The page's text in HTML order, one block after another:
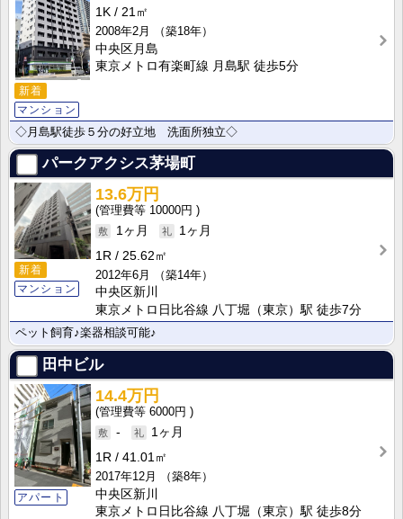
新着
マンション
1K
21㎡
2008年2月
（築18年）
中央区月島
東京メトロ有楽町線 月島駅 徒歩5分
◇月島駅徒歩５分の好立地 洗面所独立◇
パークアクシス茅場町
新着
マンション
13.6万円
10000円
1ヶ月
1ヶ月
1R
25.62㎡
2012年6月
（築14年）
中央区新川
東京メトロ日比谷線 八丁堀（東京）駅 徒歩7分
ペット飼育♪楽器相談可能♪
田中ビル
アパート
14.4万円
6000円
-
1ヶ月
1R
41.01㎡
2017年12月
（築8年）
中央区新川
東京メトロ日比谷線 八丁堀（東京）駅 徒歩8分